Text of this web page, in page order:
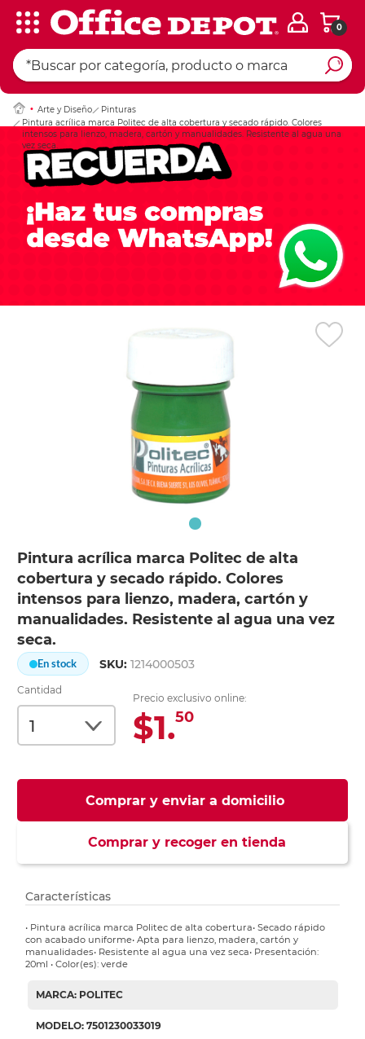
0
Arte y Diseño
Pinturas
Pintura acrílica marca Politec de alta cobertura y secado rápido. Colores
intensos para lienzo, madera, cartón y manualidades. Resistente al agua una
vez seca.
Pintura acrílica marca Politec de alta
cobertura y secado rápido. Colores
intensos para lienzo, madera, cartón y
manualidades. Resistente al agua una vez
seca.
En stock SKU:1214000503
Cantidad
Precio exclusivo online:
$1.50
Comprar y enviar a domicilio
Comprar y recoger en tienda
Ingresar Codigo
Características
• Pintura acrílica marca Politec de alta cobertura• Secado rápido
con acabado uniforme• Apta para lienzo, madera, cartón y
manualidades• Resistente al agua una vez seca• Presentación:
20ml • Color(es): verde
MARCA: POLITEC
MODELO: 7501230033019